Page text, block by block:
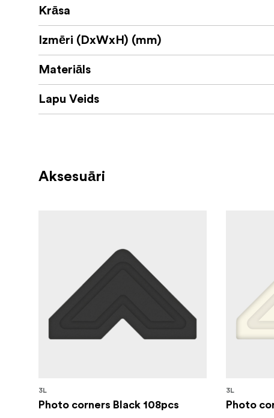
Informācija par ilgtspēju: Austrijas,
pārstrādāta materiāla.
Krāsa
Izmēri (DxWxH) (mm)
Materiāls
Lapu Veids
Aksesuāri
3L
Photo corners Black 108pcs
3L
Photo